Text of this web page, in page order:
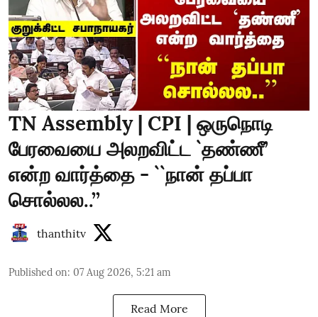
TN Assembly | CPI | ஒருநொடி
பேரவையை அலறவிட்ட `தண்ணீ’
என்ற வார்த்தை - ``நான் தப்பா
சொல்லல..’’
thanthitv
Published on: 07 Aug 2026, 5:21 am
Read More